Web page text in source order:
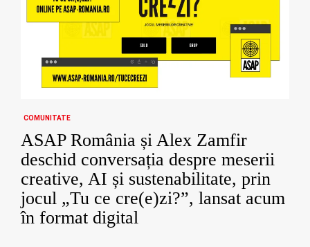
COMUNITATE
ASAP România și Alex Zamfir
deschid conversația despre meserii
creative, AI și sustenabilitate, prin
jocul „Tu ce cre(e)zi?”, lansat acum
în format digital